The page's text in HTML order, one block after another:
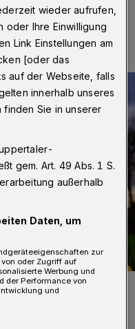
Lesezeitwieder aufrufen,
oder Ihre Einwilligung
Link Einstellungen am
[oder das
auf der Webseite, falls
innerhalb unseres
finden Sie in unserer
gem. Art. 49 Abs. 1 S.
außerhalb
Daten, um
zur
oder Zugriff auf
Werbung und
der Performance von
und